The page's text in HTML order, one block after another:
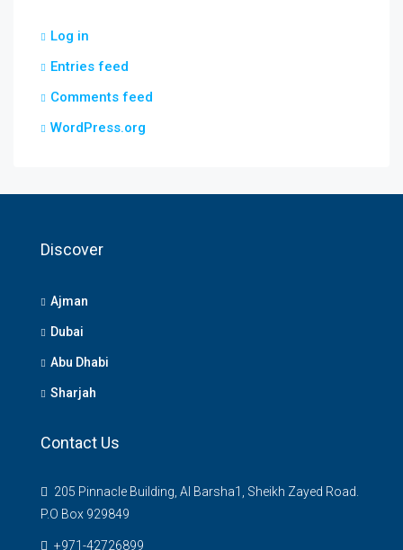
Log in
Entries feed
Comments feed
WordPress.org
Discover
Ajman
Dubai
Abu Dhabi
Sharjah
Contact Us
205 Pinnacle Building, Al Barsha1, Sheikh Zayed Road.
P.O Box 929849
‪+971-42726899‬